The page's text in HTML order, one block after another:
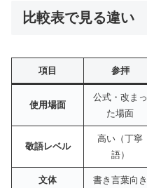
比較表で見る違い
項目 参拝
使用場面
公式・改まっ
た場面
敬語レベル
高い（丁寧
語）
文体 書き言葉向き